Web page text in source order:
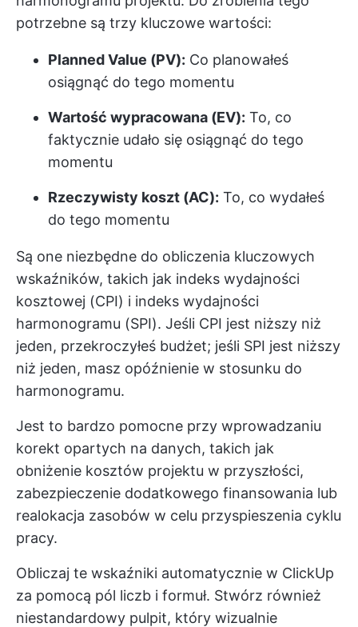
potrzebne są trzy kluczowe wartości:
Planned Value (PV): Co planowałeś
osiągnąć do tego momentu
Wartość wypracowana (EV): To, co
faktycznie udało się osiągnąć do tego
momentu
Rzeczywisty koszt (AC): To, co wydałeś
do tego momentu
Są one niezbędne do obliczenia kluczowych
wskaźników, takich jak indeks wydajności
kosztowej (CPI) i indeks wydajności
harmonogramu (SPI). Jeśli CPI jest niższy niż
jeden, przekroczyłeś budżet; jeśli SPI jest niższy
niż jeden, masz opóźnienie w stosunku do
harmonogramu.
Jest to bardzo pomocne przy wprowadzaniu
korekt opartych na danych, takich jak
obniżenie kosztów projektu w przyszłości,
zabezpieczenie dodatkowego finansowania lub
realokacja zasobów w celu przyspieszenia cyklu
pracy.
Obliczaj te wskaźniki automatycznie w ClickUp
za pomocą pól liczb i formuł. Stwórz również
niestandardowy pulpit, który wizualnie